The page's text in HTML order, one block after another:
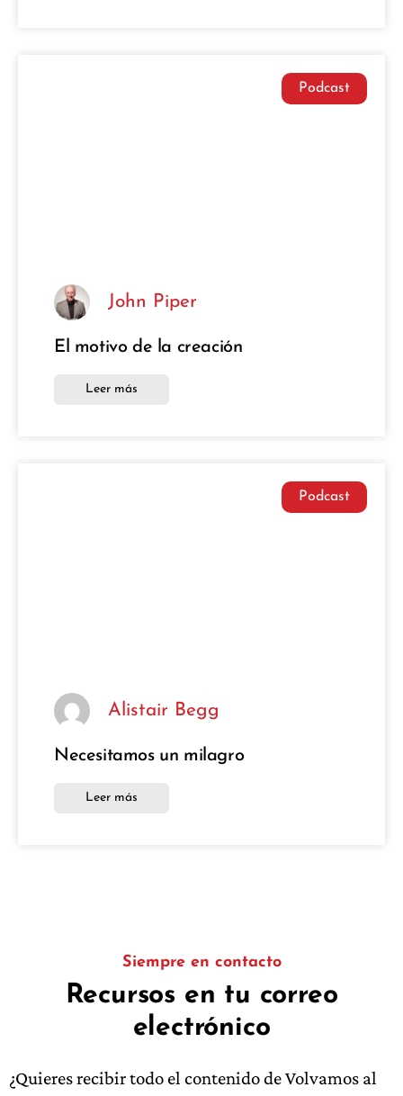
Podcast
John Piper
El motivo de la creación
Leer más
Podcast
Alistair Begg
Necesitamos un milagro
Leer más
Siempre en contacto
Recursos en tu correo
electrónico
¿Quieres recibir todo el contenido de Volvamos al